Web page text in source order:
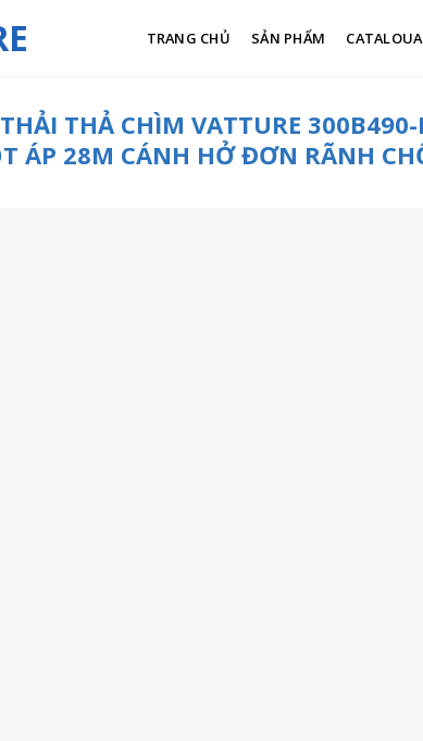
TRANG CHỦ SẢN PHẨM
THẢ CHÌM VATTURE
ÁP 28M CÁNH HỞ ĐƠN RÃNH